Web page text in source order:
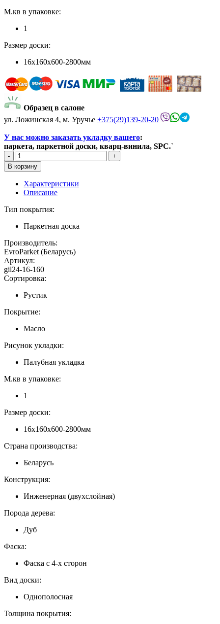
М.кв в упаковке:
1
Размер доски:
16x160x600-2800мм
Образец в салоне
ул. Ложинская 4, м. Уручье +375(29)139-20-20
У нас можно заказать укладку вашего:
паркета, паркетной доски, кварц-винила, SPC.`
Характеристики
Описание
Тип покрытия:
Паркетная доска
Производитель:
EvroParket (Беларусь)
Артикул:
gil24-16-160
Сортировка:
Рустик
Покрытие:
Масло
Рисунок укладки:
Палубная укладка
М.кв в упаковке:
1
Размер доски:
16x160x600-2800мм
Страна производства:
Беларусь
Конструкция:
Инженерная (двухслойная)
Порода дерева:
Дуб
Фаска:
Фаска с 4-х сторон
Вид доски:
Однополосная
Толщина покрытия: